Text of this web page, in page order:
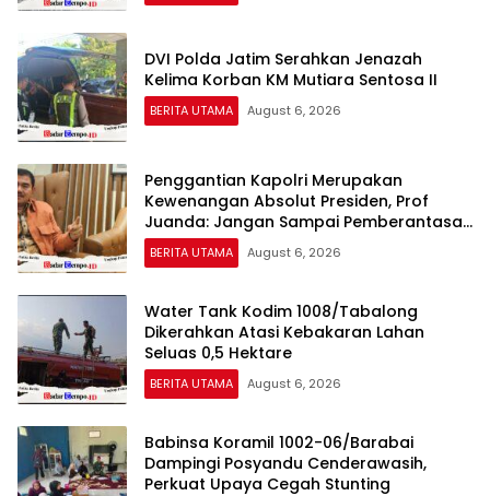
DVI Polda Jatim Serahkan Jenazah
Kelima Korban KM Mutiara Sentosa II
BERITA UTAMA August 6, 2026
Penggantian Kapolri Merupakan
Kewenangan Absolut Presiden, Prof
Juanda: Jangan Sampai Pemberantasan
Korupsi Justru Melemah
BERITA UTAMA August 6, 2026
Water Tank Kodim 1008/Tabalong
Dikerahkan Atasi Kebakaran Lahan
Seluas 0,5 Hektare
BERITA UTAMA August 6, 2026
Babinsa Koramil 1002-06/Barabai
Dampingi Posyandu Cenderawasih,
Perkuat Upaya Cegah Stunting